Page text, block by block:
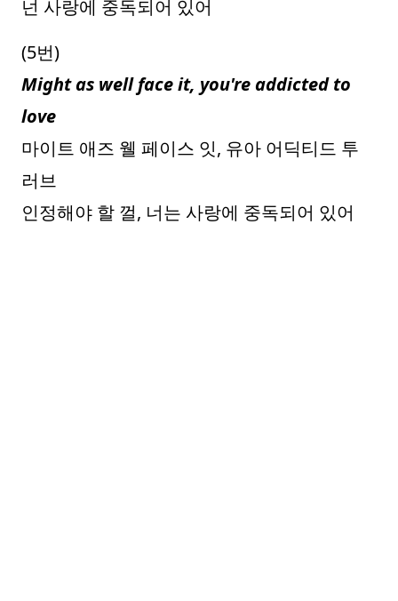
넌 사랑에 중독되어 있어
(5번)
Might as well face it, you're addicted to
love
마이트 애즈 웰 페이스 잇, 유아 어딕티드 투
러브
인정해야 할 껄, 너는 사랑에 중독되어 있어